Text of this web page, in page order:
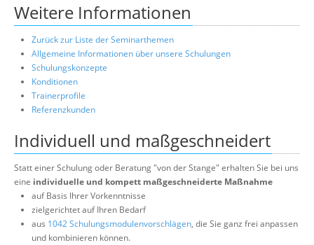
Weitere Informationen
Zurück zur Liste der Seminarthemen
Allgemeine Informationen über unsere Schulungen
Schulungskonzepte
Konditionen
Trainerprofile
Referenzkunden
Individuell und maßgeschneidert
Statt einer Schulung oder Beratung "von der Stange" erhalten Sie bei uns
eine individuelle und kompett maßgeschneiderte Maßnahme
auf Basis Ihrer Vorkenntnisse
zielgerichtet auf Ihren Bedarf
aus 1042 Schulungsmodulenvorschlägen, die Sie ganz frei anpassen
und kombinieren können.